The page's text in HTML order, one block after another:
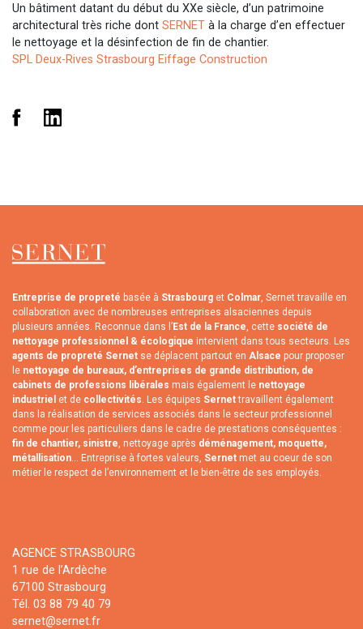
Un bâtiment datant du début du XXe siècle, d’un patrimoine
architectural très riche dont SERNET à la charge d’en effectuer
le nettoyage et la désinfection de fin de chantier.
SPL Deux-Rives Strasbourg Eiffage Construction
Entreprise de propreté basée à Strasbourg et Colmar, Sernet travaille en
collaboration avec de nombreuses entreprises alsaciennes depuis
plusieurs années. Reconnue dans l’Est de la France, cette société de
nettoyage professionnel & écologique intervient dans tous secteurs. Les
agents de propreté Sernet se déplacent partout en Alsace pour proposer
le nettoyage de bureaux, d’entreprises de grande distribution, de
cabinets de professions libérales mais également le nettoyage
industriel et de collectivités. Les équipes Sernettravaillent également
dans la réalisation de services associés dans le secteur professionnel
comme pour les particuliers dans le cadre de prestations conséquentes :
fin de chantier, sinistre, nettoyage après déménagement, moquette,
métallisation... Entreprise à fortes valeurs, Sernet met au coeur de son
métier le respect de l’environnement et le bien-être de ses employés.
AGENCE STRASBOURG
1 rue de l’Ardèche
67100 Strasbourg
Tél. 03 88 79 40 79
sernet@sernet.fr